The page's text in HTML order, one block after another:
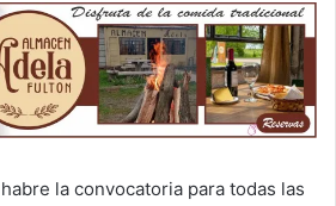
la convocatoria para todas las